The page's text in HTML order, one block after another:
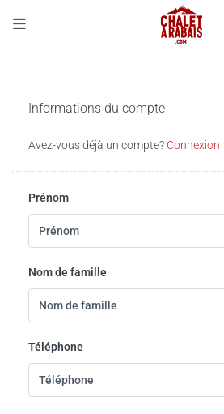
Informations du compte
Avez-vous déjà un compte? Connexion
Prénom
Nom de famille
Téléphone